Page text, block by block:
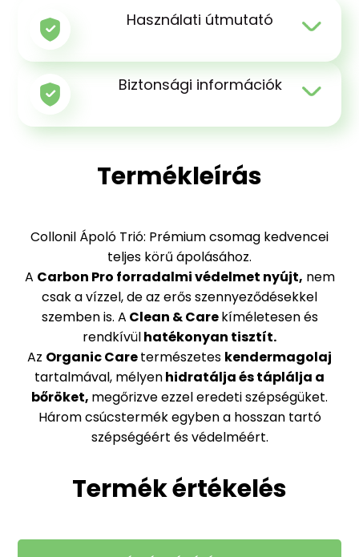
Használati útmutató
Biztonsági információk
Termékleírás
Collonil Ápoló Trió: Prémium csomag kedvencei
teljes körű ápolásához.
A Carbon Pro forradalmi védelmet nyújt, nem
csak a vízzel, de az erős szennyeződésekkel
szemben is. A Clean & Carekíméletesen és
rendkívülhatékonyan tisztít.
Az Organic Caretermészetes kendermagolaj
tartalmával, mélyenhidratálja és táplálja a
bőröket, megőrizve ezzel eredeti szépségüket.
Három csúcstermék egyben a hosszan tartó
szépségéért és védelméért.
Termék értékelés